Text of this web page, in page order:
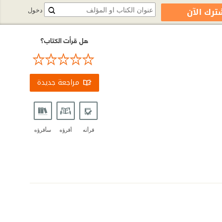
هل قرأت الكتاب؟
مراجعة جديدة
قرأته أقرؤه سأقرؤه
دخول الآن